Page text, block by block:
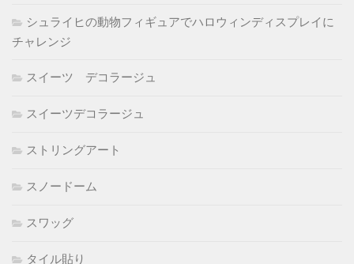
シュライヒの動物フィギュアでハロウィンディスプレイに
チャレンジ
スイーツ デコラージュ
スイーツデコラージュ
ストリングアート
スノードーム
スワッグ
タイル貼り